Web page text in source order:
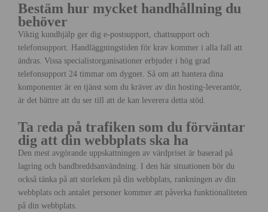
Bestäm hur mycket handhållning du
behöver
Viktig kundhjälp ger dig e-postsupport, chattsupport och
telefonsupport. Handläggningstiden för krav kommer i alla fall att
ändras. Vissa specialistorganisationer erbjuder i hög grad
telefonsupport 24 timmar om dygnet. Så om att hantera dina
komponenter är en tjänst som du kräver av din hosting-leverantör,
är det bättre att du ser till att de kan leverera detta stöd.
Ta reda på trafiken som du förväntar
dig att din webbplats ska ha
Den mest avgörande uppskattningen av värdpriset är baserad på
lagring och bandbreddsanvändning. I den här situationen bör du
också tänka på att storleken på din webbplats, rankningen av din
webbplats och antalet personer kommer att påverka funktionaliteten
på din webbplats.